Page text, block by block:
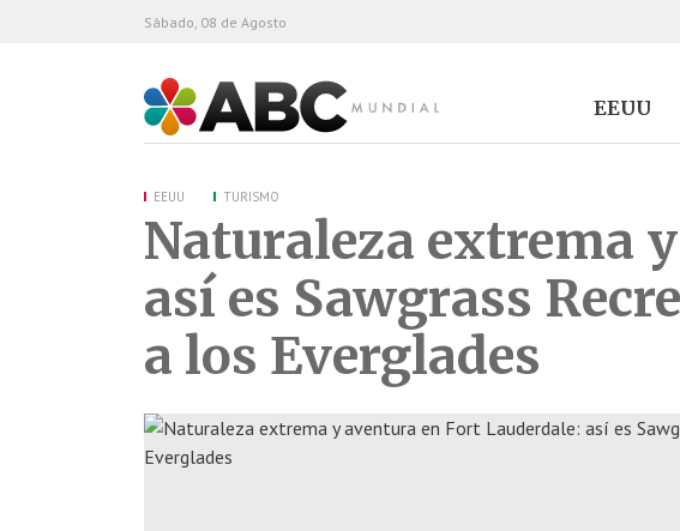
ABC Mundial
EEUU
Sábado, 08 de Agosto
EEUU TURISMO
Naturaleza extrema
así es Sawgrass
a los Everglades